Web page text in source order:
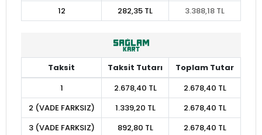
12
282,35 TL 3.388,18 TL
Taksit Taksit Tutarı
Toplam Tutar
1
2.678,40 TL
2.678,40 TL
2 (VADE FARKSIZ)
1.339,20 TL
2.678,40 TL
3 (VADE FARKSIZ)
892,80 TL
2.678,40 TL